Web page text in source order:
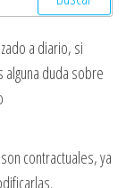
a diario, si
duda sobre
contractuales, ya